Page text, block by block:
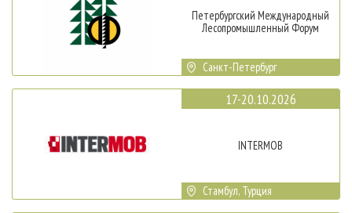
Петербургский Международный
Лесопромышленный Форум
Санкт-Петербург
17-20.10.2026
INTERMOB
Стамбул, Турция